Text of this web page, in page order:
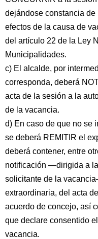
dejándose constancia
efectos de la causa de
del artículo 22 de la Ley
Municipalidades.
c) El alcalde, por
corresponda, deberá
acta de la sesión a la
de la vacancia.
d) En caso de que no se
se deberá REMITIR el
deberá contener, entre
notificación —dirigida a
solicitante de la
extraordinaria, del acta
acuerdo de concejo, así
que declare consentido
vacancia.